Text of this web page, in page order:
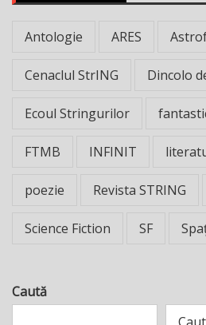
Antologie ARES
Cenaclul StrING Dincolo
Ecoul Stringurilor
FTMB INFINIT
poezie Revista STRING
Science Fiction SF
Caută